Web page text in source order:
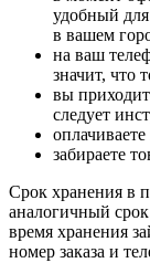
удобный для
в вашем
на ваш
значит, что
вы
следует
забираете
Срок хранения в
аналогичный
время хранения
номер заказа и